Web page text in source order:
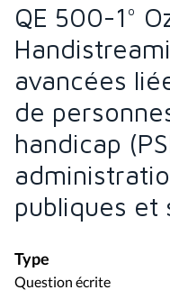
QE 500-1°
avancées
de
handicap
publiques et
Type
Question écrite